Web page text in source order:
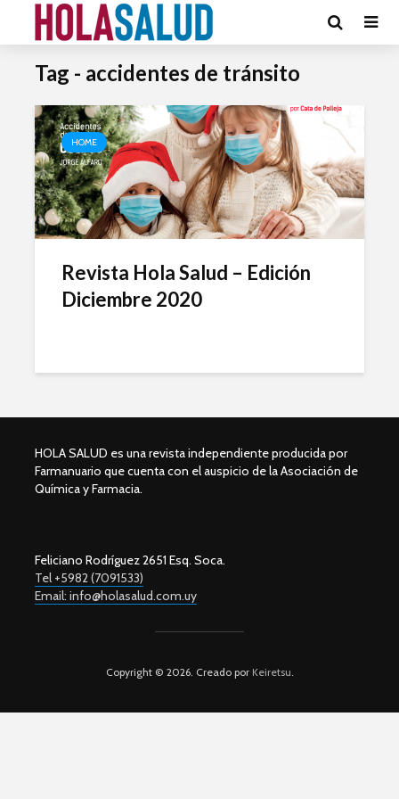
Tag - accidentes de tránsito
HOME
Revista Hola Salud – Edición
Diciembre 2020
HOLA SALUD es una revista independiente producida por
Farmanuario que cuenta con el auspicio de la Asociación de
Química y Farmacia.
Feliciano Rodríguez 2651 Esq. Soca.
Tel +5982 (7091533)
Email: info@holasalud.com.uy
Copyright © 2026. Creado porKeiretsu.